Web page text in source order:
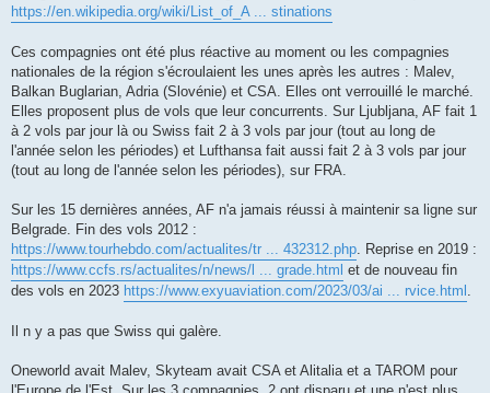
https://en.wikipedia.org/wiki/List_of_A ... stinations
Ces compagnies ont été plus réactive au moment ou les compagnies
nationales de la région s'écroulaient les unes après les autres : Malev,
Balkan Buglarian, Adria (Slovénie) et CSA. Elles ont verrouillé le marché.
Elles proposent plus de vols que leur concurrents. Sur Ljubljana, AF fait 1
à 2 vols par jour là ou Swiss fait 2 à 3 vols par jour (tout au long de
l'année selon les périodes) et Lufthansa fait aussi fait 2 à 3 vols par jour
(tout au long de l'année selon les périodes), sur FRA.
Sur les 15 dernières années, AF n'a jamais réussi à maintenir sa ligne sur
Belgrade. Fin des vols 2012 :
https://www.tourhebdo.com/actualites/tr ... 432312.php. Reprise en 2019 :
https://www.ccfs.rs/actualites/n/news/l ... grade.html et de nouveau fin
des vols en 2023 https://www.exyuaviation.com/2023/03/ai ... rvice.html .
Il n y a pas que Swiss qui galère.
Oneworld avait Malev, Skyteam avait CSA et Alitalia et a TAROM pour